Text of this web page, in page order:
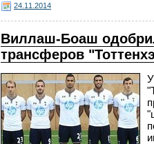
24.11.2014
Виллаш-Боаш
трансферов